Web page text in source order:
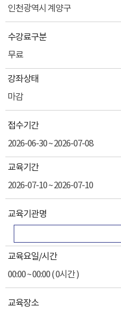
인천광역시 계양구
수강료구분
무료
강좌상태
마감
접수기간
2026-06-30 ~ 2026-07-08
교육기간
2026-07-10 ~ 2026-07-10
교육기관명
교육요일/시간
00:00 ~ 00:00 ( 0시간 )
교육장소